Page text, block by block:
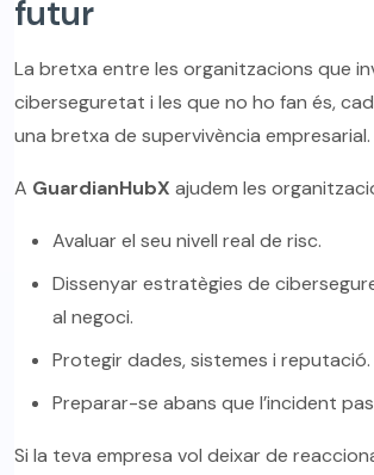
futur
La bretxa entre les organitzacions que
ciberseguretat i les que no ho fan és,
una bretxa de supervivència empresarial.
A GuardianHubX ajudem les
Avaluar el seu nivell real de risc.
Dissenyar estratègies de
al negoci.
Protegir dades, sistemes i reputació.
Preparar-se abans que l’incident
Si la teva empresa vol deixar de